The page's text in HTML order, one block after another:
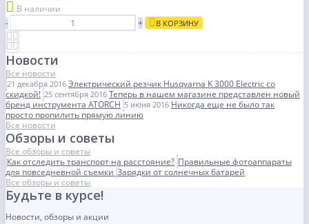
В наличии
-
+ В КОРЗИНУ
Новости
Все новости
21 декабря 2016 Электрический резчик Husqvarna K 3000 Electric со
скидкой! 25 сентября 2016 Теперь в нашем магазине представлен новый
бренд инструмента ATORCH 5 июня 2016 Никогда еще не было так
просто пропилить прямую линию
Все новости
Обзоры и советы
Все обзоры и советы
Как отследить транспорт на расстояние? Правильные фотоаппараты
для повседневной съемки Зарядки от солнечных батарей
Все обзоры и советы
Будьте в курсе!
Новости, обзоры и акции